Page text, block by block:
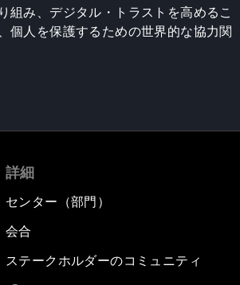
組み、デジタル・トラストを高めるこ
個人を保護するための世界的な協力関
詳細
センター（部門）
会合
ステークホルダーのコミュニティ